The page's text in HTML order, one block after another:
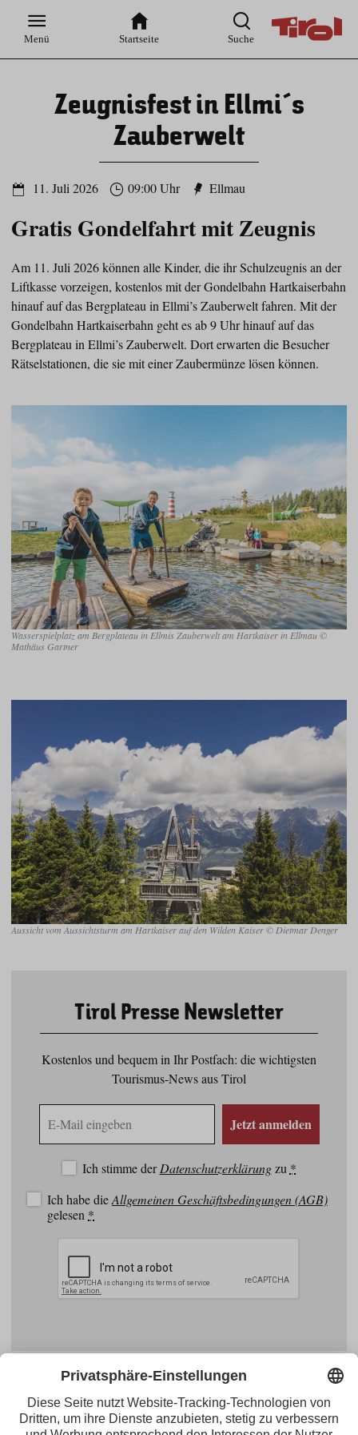
Hauptnavigation
Inhaltsbereich
Menü Startseite Suche
Zeugnisfest in Ellmi´s
Zauberwelt
11. Juli 2026 09:00 Uhr Ellmau
Gratis Gondelfahrt mit Zeugnis
Am 11. Juli 2026 können alle Kinder, die ihr Schulzeugnis an der
Liftkasse vorzeigen, kostenlos mit der Gondelbahn Hartkaiserbahn
hinauf auf das Bergplateau in Ellmi’s Zauberwelt fahren. Mit der
Gondelbahn Hartkaiserbahn geht es ab 9 Uhr hinauf auf das
Bergplateau in Ellmi’s Zauberwelt. Dort erwarten die Besucher
Rätselstationen, die sie mit einer Zaubermünze lösen können.
Wasserspielplatz am Bergplateau in Ellmis Zauberwelt am Hartkaiser in Ellmau ©
Mathäus Gartner
Aussicht vom Aussichtsturm am Hartkaiser auf den Wilden Kaiser © Dietmar Denger
Tirol Presse Newsletter
Kostenlos und bequem in Ihr Postfach: die wichtigsten
Tourismus-News aus Tirol
Mail
Jetzt anmelden
Ich stimme derDatenschutzerklärungzu *
Ich habe dieAllgemeinen Geschäftsbedingungen (AGB)
gelesen *
Instagram